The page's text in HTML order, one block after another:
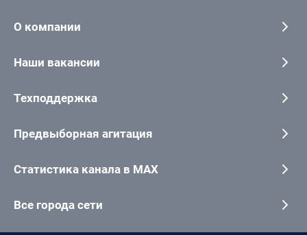
О компании
Наши вакансии
Техподдержка
Предвыборная агитация
Статистика канала в MAX
Все города сети